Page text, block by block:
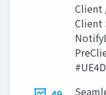
Client
Client